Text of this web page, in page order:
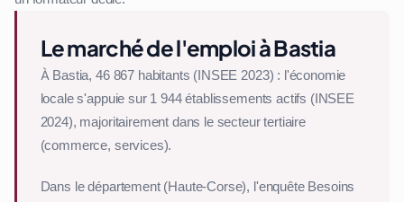
Le marché de l'emploi à Bastia
À Bastia, 46 867 habitants (INSEE 2023) : l'économie
locale s'appuie sur 1 944 établissements actifs (INSEE
2024), majoritairement dans le secteur tertiaire
(commerce, services).
Dans le département (Haute-Corse), l'enquête Besoins